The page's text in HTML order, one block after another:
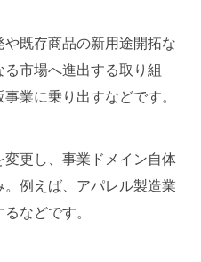
既存商品の新用途開拓な
市場へ進出する取り組
業に乗り出すなどです。
更し、事業ドメイン自体
例えば、アパレル製造業
などです。